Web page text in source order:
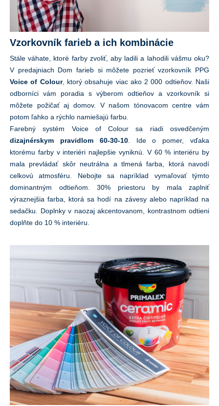
Vzorkovník farieb a ich kombinácie
Stále váhate, ktoré farby zvoliť, aby ladili a lahodili vášmu oku?
V predajniach Dom farieb si môžete pozrieť vzorkovník PPG
Voice of Colour, ktorý obsahuje viac ako 2 000 odtieňov. Naši
odborníci vám poradia s výberom odtieňov a vzorkovník si
môžete požičať aj domov. V našom tónovacom centre vám
potom ľahko a rýchlo namiešajú farbu.
Farebný systém Voice of Colour sa riadi osvedčeným
dizajnérskym pravidlom 60-30-10. Ide o pomer, vďaka
ktorému farby v interiéri najlepšie vyniknú. V 60 % interiéru by
mala prevládať skôr neutrálna a tlmená farba, ktorá navodí
celkovú atmosféru. Nebojte sa napríklad vymaľovať týmto
dominantným odtieňom. 30% priestoru by mala zaplniť
výraznejšia farba, ktorá sa hodí na závesy alebo napríklad na
sedačku. Doplnky v naozaj akcentovanom, kontrastnom odtieni
doplňte do 10 % interiéru.